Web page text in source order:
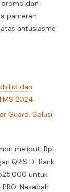
promo dan
pameran
antusiasme
dan
2024
Guard, Solusi
meliputi Rp1
QRIS D-Bank
untuk
Nasabah